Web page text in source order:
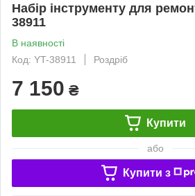
Набір інструменту для
38911
В наявності
Код: YT-38911
Роздріб
7 150 ₴
Купити
або
Купити з